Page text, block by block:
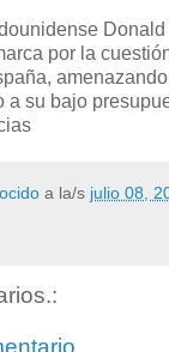
por la
a su bajo
a la/s julio 08,